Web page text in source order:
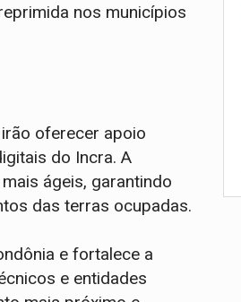
nos municípios
oferecer apoio
do Incra. A
ágeis, garantindo
das terras ocupadas.
e fortalece a
e entidades